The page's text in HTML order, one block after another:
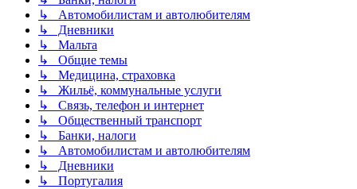
↳ Автомобилистам и автолюбителям
↳ Дневники
↳ Мальта
↳ Общие темы
↳ Медицина, страховка
↳ Жильё, коммунальные услуги
↳ Связь, телефон и интернет
↳ Общественный транспорт
↳ Банки, налоги
↳ Автомобилистам и автолюбителям
↳ Дневники
↳ Португалия